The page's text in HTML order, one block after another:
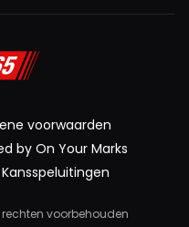
voorwaarden
by On Your Marks
Kansspeluitingen
voorbehouden